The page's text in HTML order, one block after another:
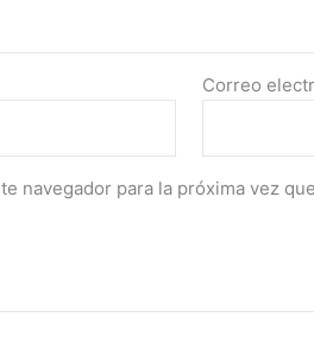
Correo
navegador para la próxima vez